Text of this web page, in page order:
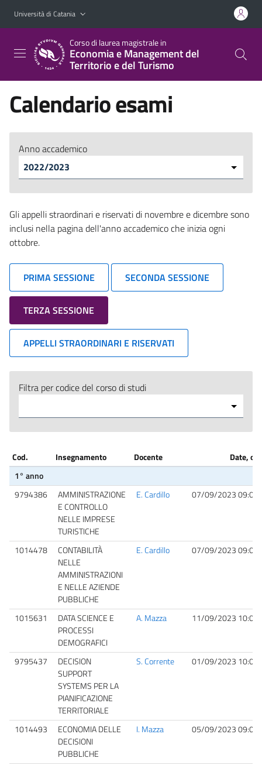
Vai al contenuto principale
Vai al menu di navigazione
Università di Catania
Corso di laurea magistrale in
Economia e Management del
Territorio e del Turismo
Calendario esami
Anno accademico
Gli appelli straordinari e riservati di novembre e dicembre sono
inclusi nella pagina dell'anno accademico che inizia ogni
ottobre.
PRIMA SESSIONE SECONDA SESSIONE
TERZA SESSIONE
APPELLI STRAORDINARI E RISERVATI
Filtra per codice del corso di studi
Cod. Insegnamento Docente
Date,
1° anno
9794386
AMMINISTRAZIONE
E CONTROLLO
NELLE IMPRESE
TURISTICHE
E. Cardillo 07/09/2023 09:00
1014478
CONTABILITÀ
NELLE
AMMINISTRAZIONI
E NELLE AZIENDE
PUBBLICHE
E. Cardillo 07/09/2023 09:00
1015631
DATA SCIENCE E
PROCESSI
DEMOGRAFICI
A. Mazza 11/09/2023 10:00
9795437
DECISION
SUPPORT
SYSTEMS PER LA
PIANIFICAZIONE
TERRITORIALE
S. Corrente 01/09/2023 10:00
1014493
ECONOMIA DELLE
DECISIONI
PUBBLICHE
I. Mazza 05/09/2023 09:00